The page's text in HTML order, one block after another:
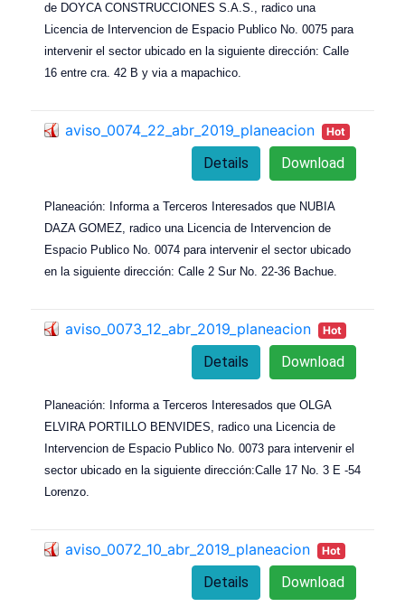
de DOYCA CONSTRUCCIONES S.A.S., radico una
Licencia de Intervencion de Espacio Publico No. 0075 para
intervenir el sector ubicado en la siguiente dirección: Calle
16 entre cra. 42 B y via a mapachico.
aviso_0074_22_abr_2019_planeacion Hot
Download
Details
Planeación: Informa a Terceros Interesados que NUBIA
DAZA GOMEZ, radico una Licencia de Intervencion de
Espacio Publico No. 0074 para intervenir el sector ubicado
en la siguiente dirección: Calle 2 Sur No. 22-36 Bachue.
aviso_0073_12_abr_2019_planeacion Hot
Download
Details
Planeación: Informa a Terceros Interesados que OLGA
ELVIRA PORTILLO BENVIDES, radico una Licencia de
Intervencion de Espacio Publico No. 0073 para intervenir el
sector ubicado en la siguiente dirección:Calle 17 No. 3 E -54
Lorenzo.
aviso_0072_10_abr_2019_planeacion Hot
Download
Details